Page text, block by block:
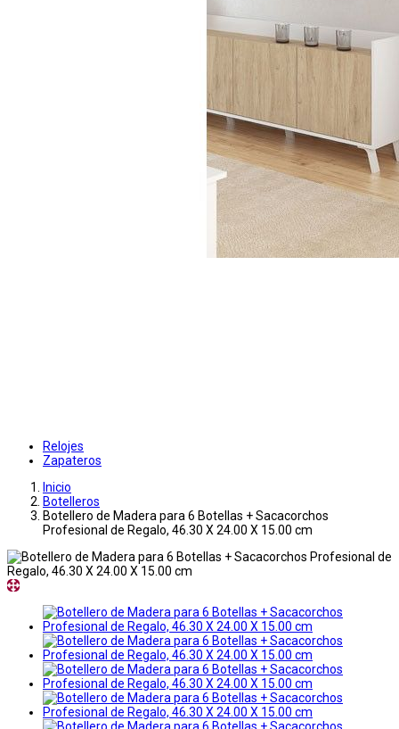
Relojes
Zapateros
Inicio
Botelleros
Botellero de Madera para 6 Botellas + Sacacorchos
Profesional de Regalo, 46.30 X 24.00 X 15.00 cm